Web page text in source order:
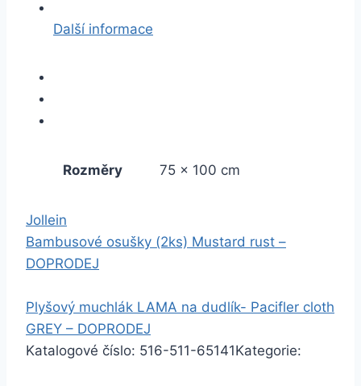
Další informace
Rozměry 75 × 100 cm
Jollein
Bambusové osušky (2ks) Mustard rust –
DOPRODEJ
Plyšový muchlák LAMA na dudlík- Pacifler cloth
GREY – DOPRODEJ
Katalogové číslo: 516-511-65141Kategorie: